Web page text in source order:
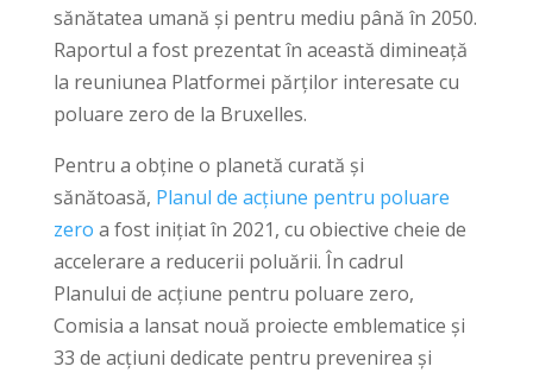
sănătatea umană și pentru mediu până în 2050.
Raportul a fost prezentat în această dimineață
la reuniunea Platformei părților interesate cu
poluare zero de la Bruxelles.
Pentru a obține o planetă curată și
sănătoasă, Planul de acțiune pentru poluare
zero a fost inițiat în 2021, cu obiective cheie de
accelerare a reducerii poluării. În cadrul
Planului de acțiune pentru poluare zero,
Comisia a lansat nouă proiecte emblematice și
33 de acțiuni dedicate pentru prevenirea și